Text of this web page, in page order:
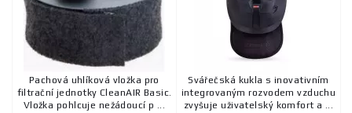
Pachová uhlíková vložka pro
filtrační jednotky CleanAIR Basic.
Vložka pohlcuje nežádoucí p ...
Svářečská kukla s inovativním
integrovaným rozvodem vzduchu
zvyšuje uživatelský komfort a ...